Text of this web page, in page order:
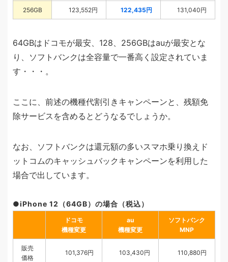
256GB 123,552円 122,435円 131,040円
64GBはドコモが最安、128、256GBはauが最安とな
り、ソフトバンクは全容量で一番高く設定されていま
す・・・。
ここに、前述の機種代割引きキャンペーンと、残額免
除サービスを含めるとどうなるでしょうか。
なお、ソフトバンクは還元額の多いスマホ乗り換えド
ットコムのキャッシュバックキャンペーンを利用した
場合で出しています。
iPhone 12（64GB）の場合（税込）
ドコモ
機種変更
au
機種変更
ソフトバンク
MNP
販売
価格
101,376円 103,430円 110,880円